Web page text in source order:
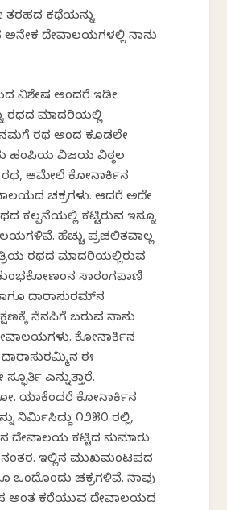
ತರಹದ ಕಥೆಯನ್ನು
ದೇವಾಲಯಗಳಲ್ಲಿ ನಾನು
ವಿಶೇಷ ಅಂದರೆ ಇಡೀ
ರಥದ ಮಾದರಿಯಲ್ಲಿ
ನಮಗೆ ರಥ ಅಂದ ಕೂಡಲೇ
ಹಂಪಿಯ ವಿಜಯ ವಿಠ್ಠಲ
ಆಮೇಲೆ ಕೋನಾರ್ಕಿನ
ಚಕ್ರಗಳು. ಆದರೆ ಅದೇ
ಕಲ್ಪನೆಯಲ್ಲಿ ಕಟ್ಟಿರುವ ಇನ್ನೂ
ಹೆಚ್ಚು ಪ್ರಚಲಿತವಾಗಿಲ್ಲ
ರಥದ ಮಾದರಿಯಲ್ಲಿರುವ
ಸಾರಂಗಪಾಣಿ
ದಾರಾಸುರಮ್‌ನ
ನೆನಪಿಗೆ ಬರುವ ನಾನು
ಕೋನಾರ್ಕಿನ
ಈ
ಎನ್ನುತ್ತಾರೆ.
ಯಾಕೆಂದರೆ ಕೋನಾರ್ಕಿನ
ನಿರ್ಮಿಸಿದ್ದು ೧೨೫೦ ರಲ್ಲಿ,
ದೇವಾಲಯ ಕಟ್ಟಿದ ಸುಮಾರು
ಇಲ್ಲಿನ ಮುಖಮಂಟಪದ
ಒಂದೊಂದು ಚಕ್ರಗಳಿವೆ. ನಾವು
ಕರೆಯುವ ದೇವಾಲಯದ